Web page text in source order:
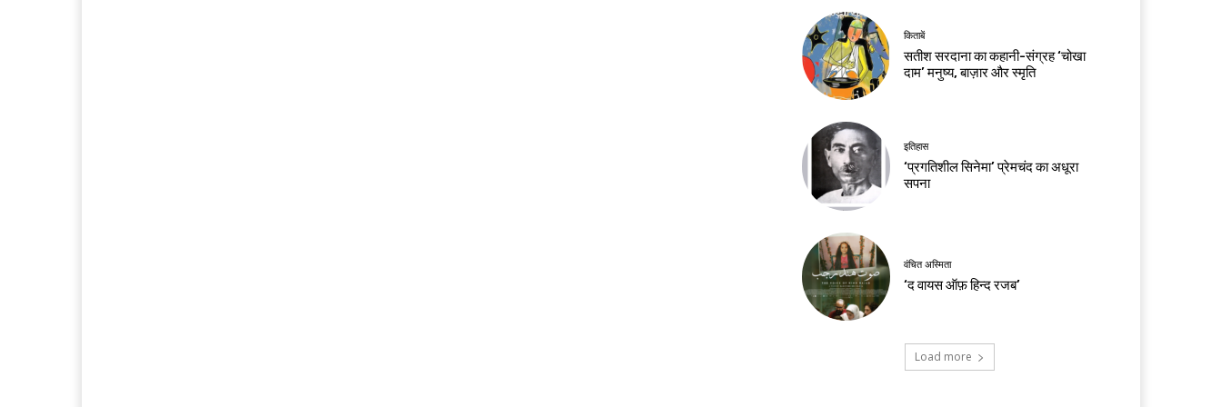
किताबें
सतीश सरदाना का कहानी-संग्रह ‘चोखा
दाम’ मनुष्य, बाज़ार और स्मृति
इतिहास
‘प्रगतिशील सिनेमा’ प्रेमचंद का अधूरा
सपना
वंचित अस्मिता
‘द वायस ऑफ़ हिन्द रजब’
Load more